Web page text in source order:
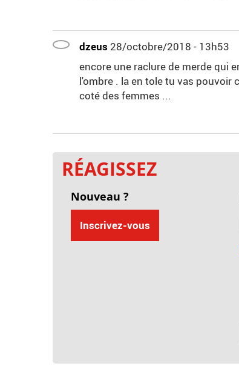
dzeus 28/octobre/2018 - 13h53
encore une raclure de merde qui
l'ombre . la en tole tu vas pouvoir
coté des femmes ...
RÉAGISSEZ
Nouveau ?
Inscrivez-vous